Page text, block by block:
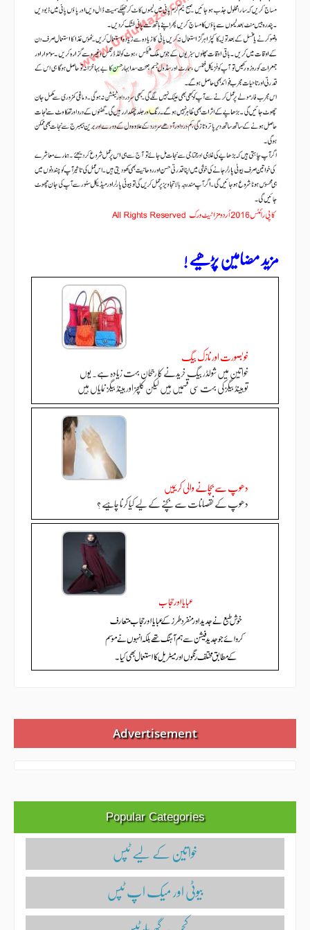
مزید مضامین پڑھیے !
خوبصورت اور نازک بیگ
خواتین میں شولڈر بیگ خریدنے کا رجحان بہت زیادہ ہے. یوں
تو ہینڈ بیگز کی بہت سی قسمیں ہیں لیکن کلچز اور ہینڈ بیگز نمایاں ہیں
دھوپ سے بچانے والی کریمیں
دھوپ کے نقصانات سے بچنے کے لیے کیا کرنا چاہیے ؟
Advertisement
Popular Categories
خواتین کے لیے ٹپس
بیوٹی اور میک اپ ٹپس